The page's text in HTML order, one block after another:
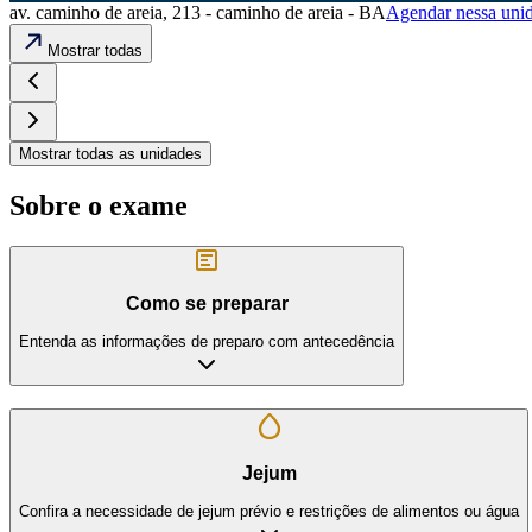
av. caminho de areia, 213 - caminho de areia - BAAgendar nessa
Mostrar todas
Mostrar todas as unidades
Sobre o exame
Como se preparar
Entenda as informações de preparo com antecedência
Jejum
Confira a necessidade de jejum prévio e restrições de alimentos ou água